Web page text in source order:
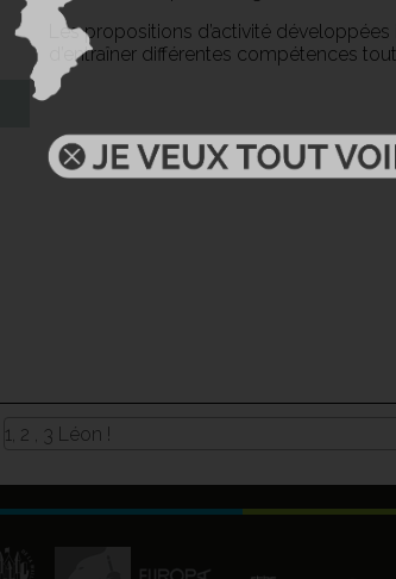
Les propositions d’activité
d’entraîner différentes compétences
1, 2 , 3 Léon !